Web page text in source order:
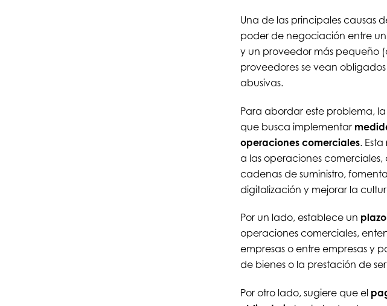
Una de las principales causas
poder de negociación entre
y un proveedor más pequeño
proveedores se vean
abusivas.
Para abordar este problema,
que busca implementar
operaciones comerciales.
a las operaciones comerciales,
cadenas de suministro,
digitalización y mejorar la
Por un lado, establece un
operaciones comerciales,
empresas o entre empresas y
de bienes o la prestación de
Por otro lado, sugiere que el